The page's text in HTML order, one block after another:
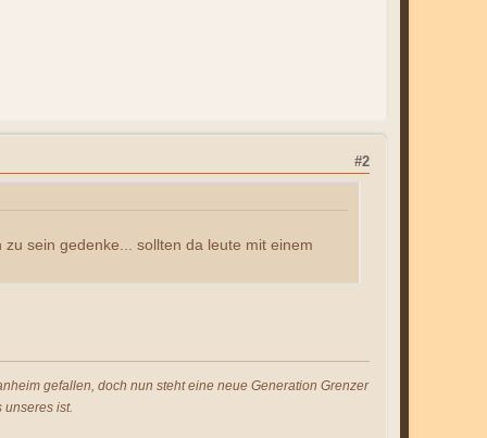
#2
sein gedenke... sollten da leute mit einem
gefallen, doch nun steht eine neue Generation Grenzer
ist.